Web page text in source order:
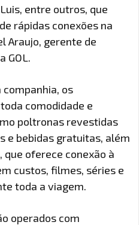
entre outros, que
rápidas conexões na
Araujo, gerente de
GOL.
companhia, os
comodidade e
poltronas revestidas
e bebidas gratuitas, além
que oferece conexão à
custos, filmes, séries e
toda a viagem.
operados com